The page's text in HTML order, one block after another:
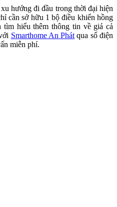
hướng đi đầu trong thời đại hiện
cần sở hữu 1 bộ điều khiển hồng
hiểu thêm thông tin về giá cả
Smarthome An Phát qua số điện
miễn phí.